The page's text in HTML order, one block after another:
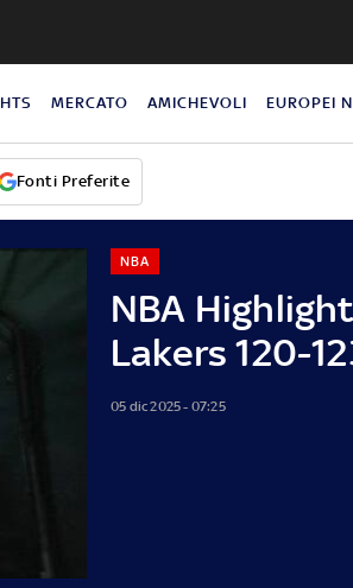
MERCATO AMICHEVOLI EUROPEI
Fonti Preferite
NBA
Lakers 120-
NBA
05 dic 2025 - 07:25